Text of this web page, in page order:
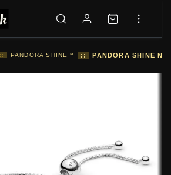
:: PANDORA SHINE™ :: PANDORA SHINE